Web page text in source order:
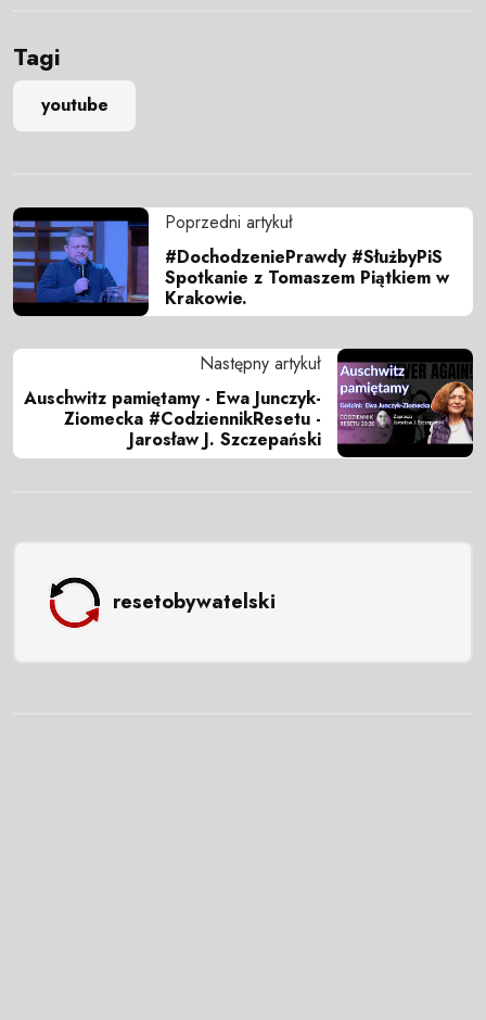
Tagi
youtube
Poprzedni artykuł
#DochodzeniePrawdy #SłużbyPiS
Spotkanie z Tomaszem Piątkiem w
Krakowie.
Następny artykuł
Auschwitz pamiętamy - Ewa Junczyk-
Ziomecka #CodziennikResetu -
Jarosław J. Szczepański
resetobywatelski